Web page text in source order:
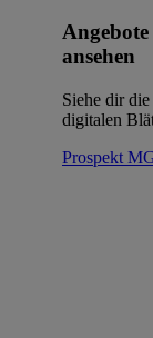
ansehen
Siehe dir
digitalen
Prospekt